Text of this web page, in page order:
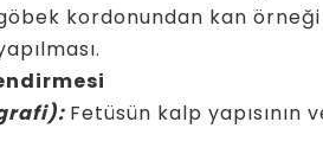
kordonundan kan örneği
Fetüsün kalp yapısının